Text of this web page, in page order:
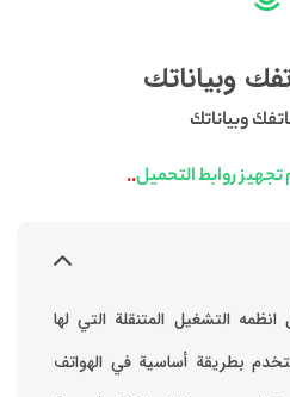
وبياناتك
وبياناتك
تجهيز روابط التحميل..
التشغيل المتنقلة التي لها
بطريقة أساسية في الهواتف